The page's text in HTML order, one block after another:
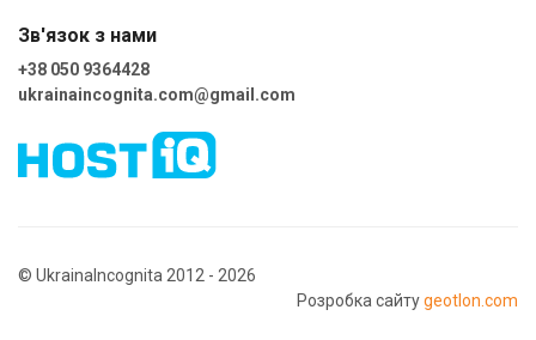
Зв'язок з нами
+38 050 9364428
ukrainaincognita.com@gmail.com
© UkrainaIncognita 2012 - 2026
Розробка сайтуgeotlon.com